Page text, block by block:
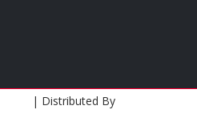
| Distributed By